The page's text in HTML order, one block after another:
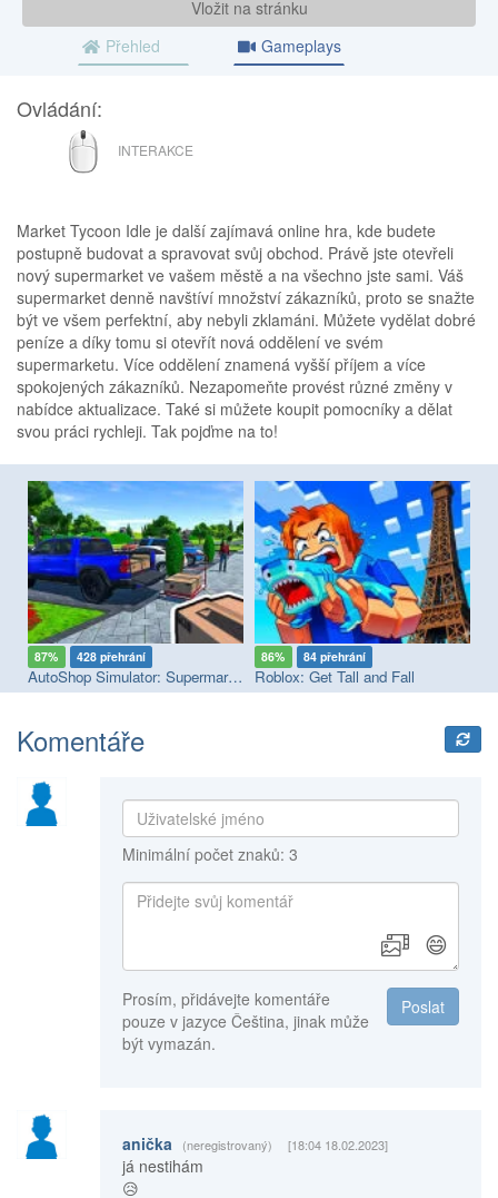
Vložit na stránku
Přehled
Gameplays
Ovládání:
MYŠ
INTERAKCE
Market Tycoon Idle je další zajímavá online hra, kde budete
postupně budovat a spravovat svůj obchod. Právě jste otevřeli
nový supermarket ve vašem městě a na všechno jste sami. Váš
supermarket denně navštíví množství zákazníků, proto se snažte
být ve všem perfektní, aby nebyli zklamáni. Můžete vydělat dobré
peníze a díky tomu si otevřít nová oddělení ve svém
supermarketu. Více oddělení znamená vyšší příjem a více
spokojených zákazníků. Nezapomeňte provést různé změny v
nabídce aktualizace. Také si můžete koupit pomocníky a dělat
svou práci rychleji. Tak pojďme na to!
87% 428 přehrání
AutoShop Simulator: Supermarket 2026
86% 84 přehrání
Roblox: Get Tall and Fall
Komentáře
Minimální počet znaků: 3
😄
Poslat
Prosím, přidávejte komentáře
pouze v jazyce Čeština, jinak může
být vymazán.
anička (neregistrovaný) [18:04 18.02.2023]
já nestihám
😥